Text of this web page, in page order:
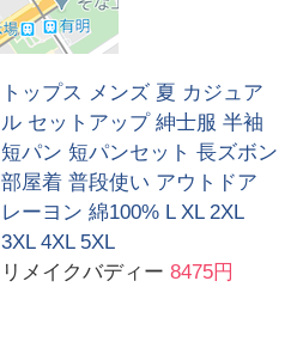
トップス メンズ 夏 カジュア
ル セットアップ 紳士服 半袖
短パン 短パンセット 長ズボン
部屋着 普段使い アウトドア
レーヨン 綿100% L XL 2XL
3XL 4XL 5XL
リメイクバディー 8475円